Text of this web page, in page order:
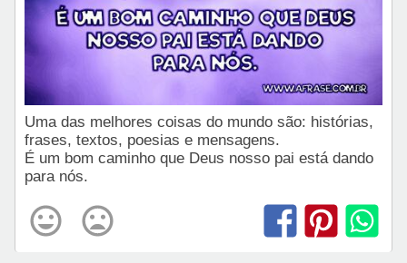
Uma das melhores coisas do mundo são: histórias,
frases, textos, poesias e mensagens.
É um bom caminho que Deus nosso pai está dando
para nós.